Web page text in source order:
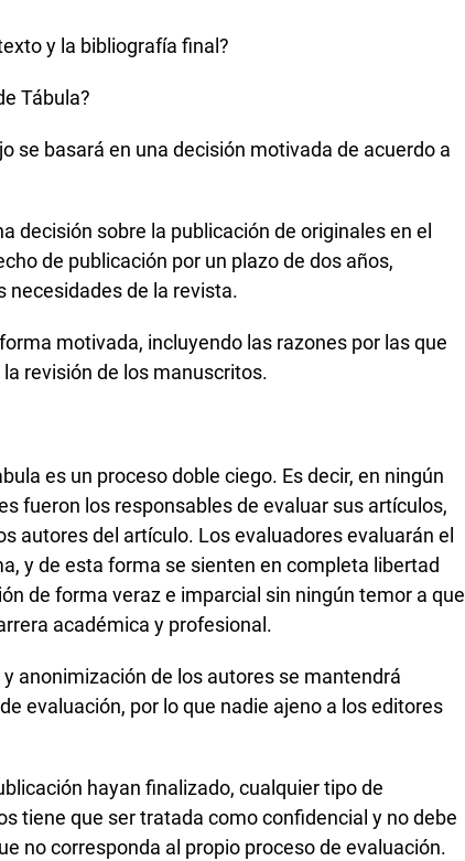
y la bibliografía final?
Tábula?
se basará en una decisión motivada de acuerdo a
decisión sobre la publicación de originales en el
de publicación por un plazo de dos años,
necesidades de la revista.
motivada, incluyendo las razones por las que
revisión de los manuscritos.
es un proceso doble ciego. Es decir, en ningún
fueron los responsables de evaluar sus artículos,
autores del artículo. Los evaluadores evaluarán el
y de esta forma se sienten en completa libertad
de forma veraz e imparcial sin ningún temor a que
académica y profesional.
anonimización de los autores se mantendrá
evaluación, por lo que nadie ajeno a los editores
hayan finalizado, cualquier tipo de
tiene que ser tratada como confidencial y no debe
no corresponda al propio proceso de evaluación.